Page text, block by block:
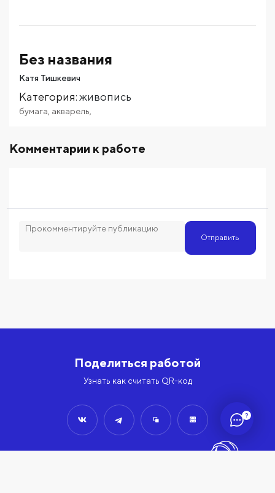
?
Без названия
Катя Тишкевич
Категория:живопись
бумага акварель
Комментарии к работе
Отправить
Поделиться работой
Узнать как считать QR-код